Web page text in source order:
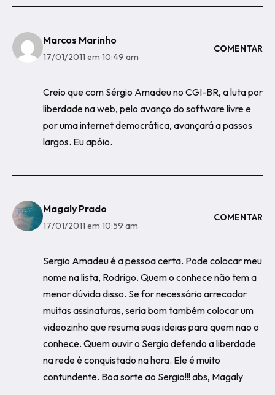
Marcos Marinho
17/01/2011 em 10:49 am
COMENTAR
Creio que com Sérgio Amadeu no CGI-BR, a luta por
liberdade na web, pelo avanço do software livre e
por uma internet democrática, avançará a passos
largos. Eu apóio.
Magaly Prado
17/01/2011 em 10:59 am
COMENTAR
Sergio Amadeu é a pessoa certa. Pode colocar meu
nome na lista, Rodrigo. Quem o conhece não tem a
menor dúvida disso. Se for necessário arrecadar
muitas assinaturas, seria bom também colocar um
videozinho que resuma suas ideias para quem nao o
conhece. Quem ouvir o Sergio defendo a liberdade
na rede é conquistado na hora. Ele é muito
contundente. Boa sorte ao Sergio!!! abs, Magaly